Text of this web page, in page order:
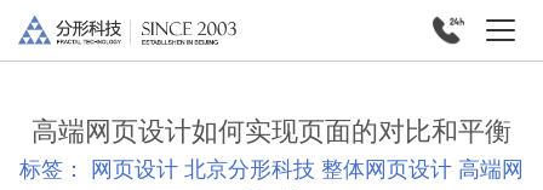
高端网页设计如何实现页面的对比和平衡
标签： 网页设计 北京分形科技 整体网页设计 高端网